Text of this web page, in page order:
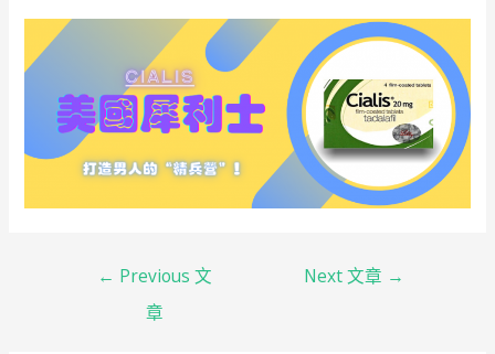
← Previous 文
章
Next 文章 →